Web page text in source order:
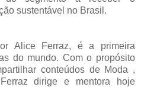
sustentável no Brasil.
Alice Ferraz, é a primeira
do mundo. Com o propósito
conteúdos de Moda ,
dirige e mentora hoje